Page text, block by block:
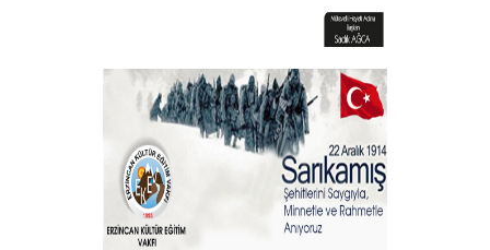
Vakıf Başkanımızdan Kandil mesajı
+